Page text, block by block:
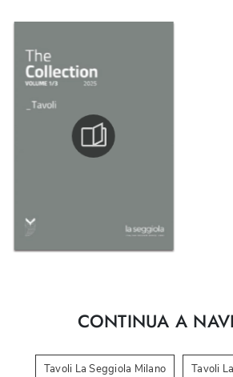
CONTINUA A
Tavoli La Seggiola Milano Tavoli